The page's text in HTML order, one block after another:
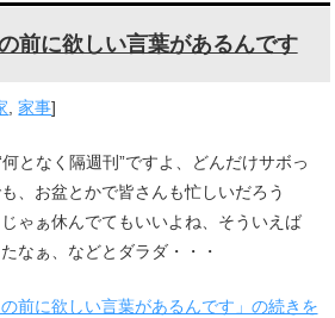
前に欲しい言葉があるんです
,家事]
何となく隔週刊”ですよ、どんだけサボっ
、お盆とかで皆さんも忙しいだろう
ゃぁ休んでてもいいよね、そういえば
なぁ、などとダラダ・・・
の前に欲しい言葉があるんです」の続きを